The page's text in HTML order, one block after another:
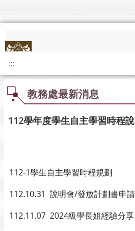
:::
教務處最新消息
112學年度學生自主學習時程
112-1學生自主學習時程規劃
112.10.31 說明會/發放計劃書申
112.11.07 2024級學長姐經驗分享